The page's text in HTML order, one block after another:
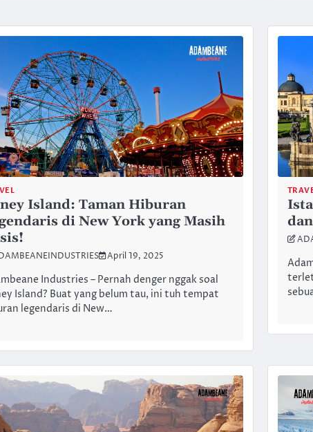
Island: Taman Hiburan
di New York yang Masih
April 19, 2025
Industries – Pernah denger nggak soal
Island? Buat yang belum tau, ini tuh tempat
legendaris di New…